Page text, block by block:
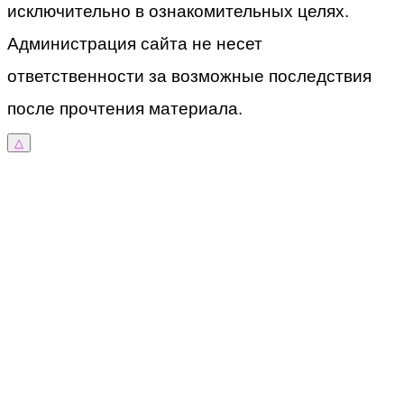
исключительно в ознакомительных целях.
Администрация сайта не несет
ответственности за возможные последствия
после прочтения материала.